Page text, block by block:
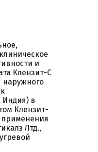
и
Клензит-С
наружного
Индия) в
Клензит-
применения
Лтд.,